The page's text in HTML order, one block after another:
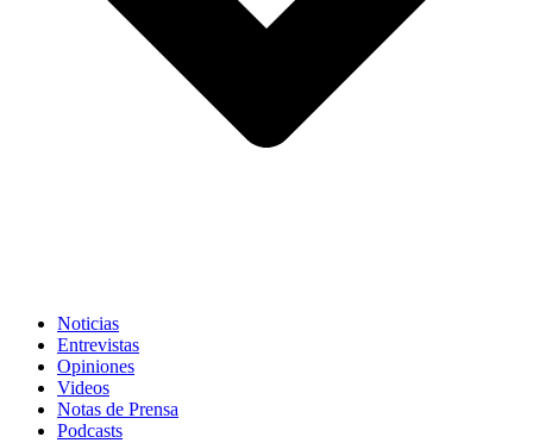
Noticias
Entrevistas
Opiniones
Videos
Notas de Prensa
Podcasts